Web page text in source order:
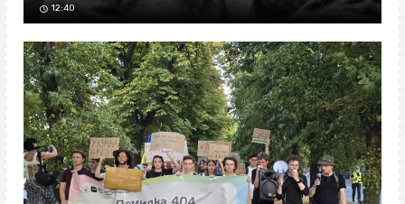
12:40